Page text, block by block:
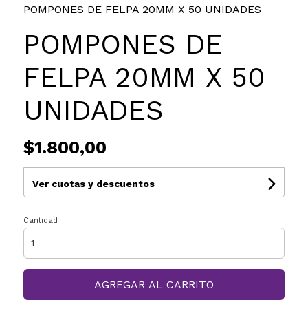
POMPONES DE FELPA 20MM X 50 UNIDADES
POMPONES DE
FELPA 20MM X 50
UNIDADES
$1.800,00
Ver cuotas y descuentos
Cantidad
AGREGAR AL CARRITO